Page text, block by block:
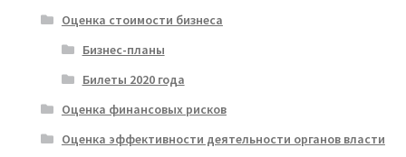
Оценка стоимости бизнеса
Бизнес-планы
Билеты 2020 года
Оценка финансовых рисков
Оценка эффективности деятельности органов власти